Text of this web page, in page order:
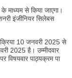
के माध्यम से किया जाएगा।
इंजीनियर सिलेबस
10 जनवरी 2025 से
2025 है। उम्मीदवार
विषयवार पाठ्यक्रम पा